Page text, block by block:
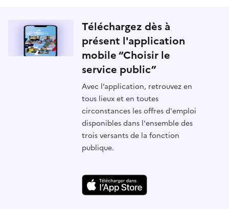
Téléchargez dès à
présent l'application
mobile “Choisir le
service public”
Avec l’application, retrouvez en
tous lieux et en toutes
circonstances les offres d'emploi
disponibles dans l'ensemble des
trois versants de la fonction
publique.